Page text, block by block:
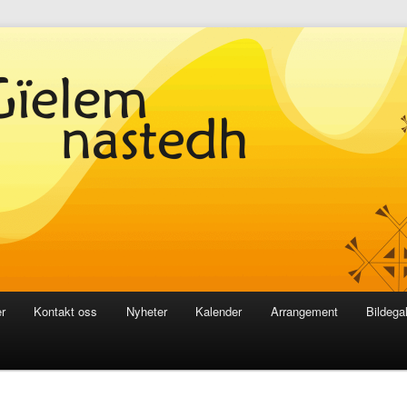
Kontakt oss Nyheter Kalender Arrangement